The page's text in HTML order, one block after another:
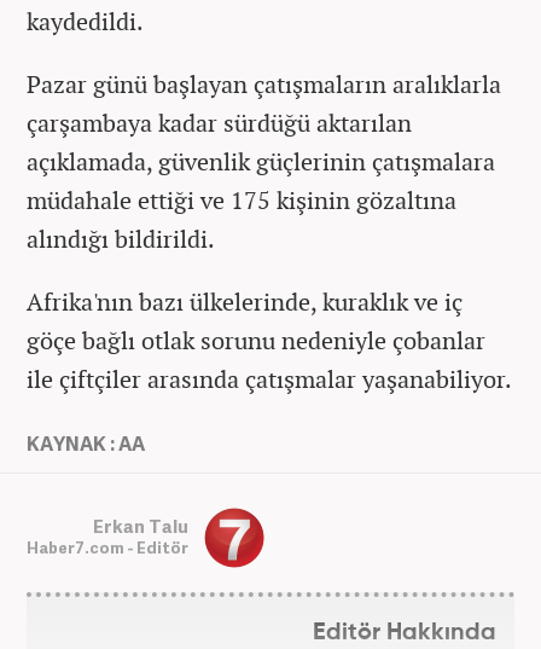
kaydedildi.
Pazar günü başlayan çatışmaların aralıklarla
çarşambaya kadar sürdüğü aktarılan
açıklamada, güvenlik güçlerinin çatışmalara
müdahale ettiği ve 175 kişinin gözaltına
alındığı bildirildi.
Afrika'nın bazı ülkelerinde, kuraklık ve iç
göçe bağlı otlak sorunu nedeniyle çobanlar
ile çiftçiler arasında çatışmalar yaşanabiliyor.
KAYNAK : AA
Erkan Talu
Haber7.com - Editör
Editör Hakkında